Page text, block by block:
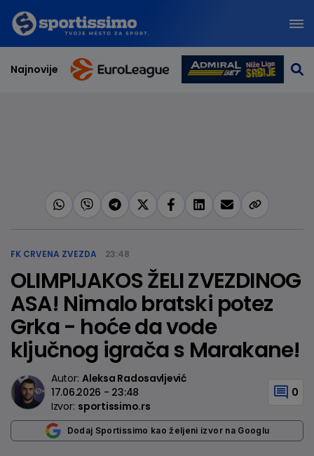
Najnovije
FK CRVENA ZVEZDA 23:48
OLIMPIJAKOS ŽELI ZVEZDINOG
ASA! Nimalo bratski potez
Grka - hoće da vode
ključnog igrača s Marakane!
Autor: Aleksa Radosavljević
17.06.2026 - 23:48
Izvor: sportissimo.rs
0
Dodaj Sportissimo kao željeni izvor na Googlu